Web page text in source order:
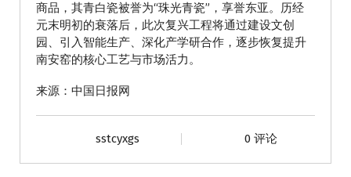
商品，其青白瓷被誉为“珠光青瓷”，享誉东亚。历经
元末明初的衰落后，此次复兴工程将通过建设文创
园、引入智能生产、深化产学研合作，逐步恢复提升
南安窑的核心工艺与市场活力。
来源：中国日报网
sstcyxgs 0 评论